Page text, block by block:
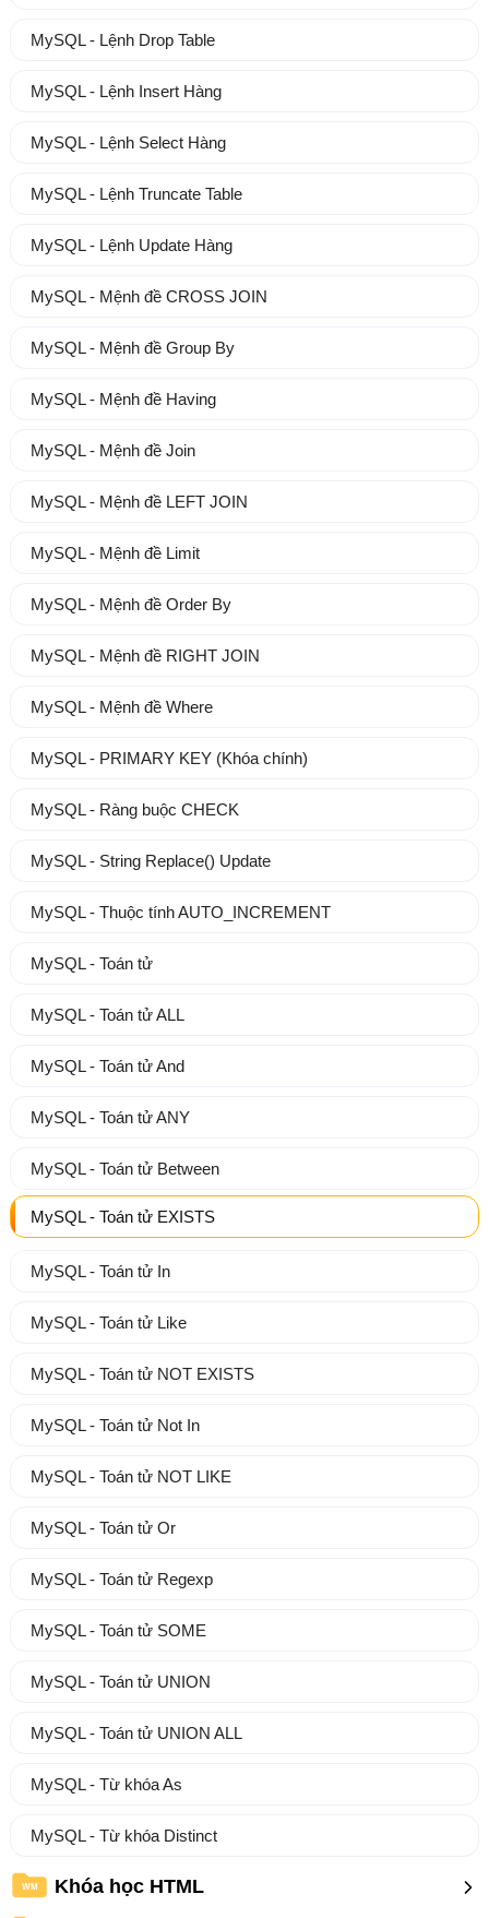
MySQL - Lệnh Drop Table
MySQL - Lệnh Insert Hàng
MySQL - Lệnh Select Hàng
MySQL - Lệnh Truncate Table
MySQL - Lệnh Update Hàng
MySQL - Mệnh đề CROSS JOIN
MySQL - Mệnh đề Group By
MySQL - Mệnh đề Having
MySQL - Mệnh đề Join
MySQL - Mệnh đề LEFT JOIN
MySQL - Mệnh đề Limit
MySQL - Mệnh đề Order By
MySQL - Mệnh đề RIGHT JOIN
MySQL - Mệnh đề Where
MySQL - PRIMARY KEY (Khóa chính)
MySQL - Ràng buộc CHECK
MySQL - String Replace() Update
MySQL - Thuộc tính AUTO_INCREMENT
MySQL - Toán tử
MySQL - Toán tử ALL
MySQL - Toán tử And
MySQL - Toán tử ANY
MySQL - Toán tử Between
MySQL - Toán tử EXISTS
MySQL - Toán tử In
MySQL - Toán tử Like
MySQL - Toán tử NOT EXISTS
MySQL - Toán tử Not In
MySQL - Toán tử NOT LIKE
MySQL - Toán tử Or
MySQL - Toán tử Regexp
MySQL - Toán tử SOME
MySQL - Toán tử UNION
MySQL - Toán tử UNION ALL
MySQL - Từ khóa As
MySQL - Từ khóa Distinct
WM Khóa học HTML